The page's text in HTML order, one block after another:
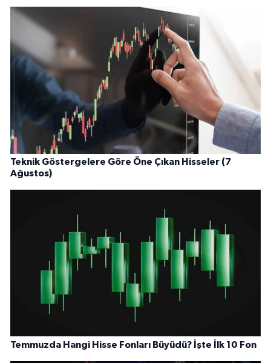
Teknik Göstergelere Göre Öne Çıkan Hisseler (7
Ağustos)
Temmuzda Hangi Hisse Fonları Büyüdü? İşte İlk 10 Fon